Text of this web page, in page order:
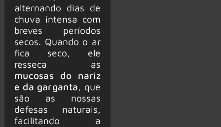
alternando dias de
chuva intensa com
breves períodos
secos. Quando o ar
fica seco, ele
resseca as
mucosas do nariz
e da garganta, que
são as nossas
defesas naturais,
facilitando a